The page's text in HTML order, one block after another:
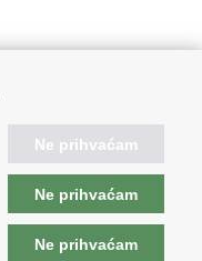
Ne prihvaćam
Ne prihvaćam
Ne prihvaćam